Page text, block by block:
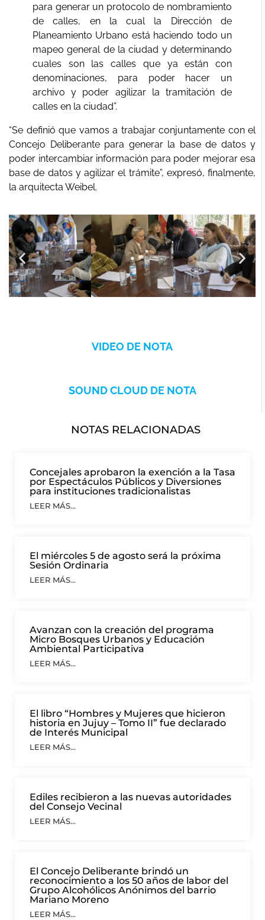
para generar un protocolo de nombramiento
de calles, en la cual la Dirección de
Planeamiento Urbano está haciendo todo un
mapeo general de la ciudad y determinando
cuales son las calles que ya están con
denominaciones, para poder hacer un
archivo y poder agilizar la tramitación de
calles en la ciudad”.
“Se definió que vamos a trabajar conjuntamente con el
Concejo Deliberante para generar la base de datos y
poder intercambiar información para poder mejorar esa
base de datos y agilizar el trámite”, expresó, finalmente,
la arquitecta Weibel.
VIDEO DE NOTA
SOUND CLOUD DE NOTA
NOTAS RELACIONADAS
Concejales aprobaron la exención a la Tasa
por Espectáculos Públicos y Diversiones
para instituciones tradicionalistas
LEER MÁS...
El miércoles 5 de agosto será la próxima
Sesión Ordinaria
LEER MÁS...
Avanzan con la creación del programa
Micro Bosques Urbanos y Educación
Ambiental Participativa
LEER MÁS...
El libro “Hombres y Mujeres que hicieron
historia en Jujuy – Tomo II” fue declarado
de Interés Municipal
LEER MÁS...
Ediles recibieron a las nuevas autoridades
del Consejo Vecinal
LEER MÁS...
El Concejo Deliberante brindó un
reconocimiento a los 50 años de labor del
Grupo Alcohólicos Anónimos del barrio
Mariano Moreno
LEER MÁS...